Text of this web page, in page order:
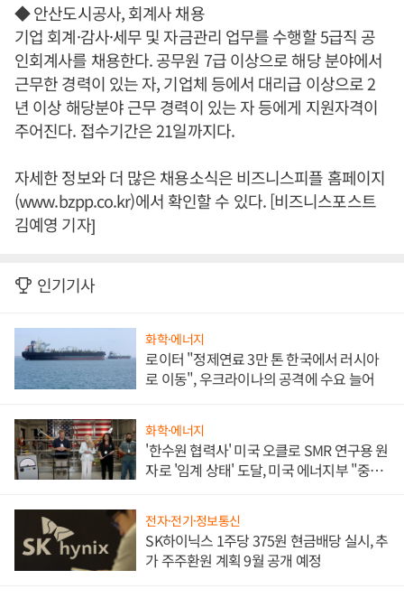
◆ 안산도시공사, 회계사 채용
기업 회계·감사·세무 및 자금관리 업무를 수행할 5급직 공
인회계사를 채용한다. 공무원 7급 이상으로 해당 분야에서
근무한 경력이 있는 자, 기업체 등에서 대리급 이상으로 2
년 이상 해당분야 근무 경력이 있는 자 등에게 지원자격이
주어진다. 접수기간은 21일까지다.
자세한 정보와 더 많은 채용소식은 비즈니스피플 홈페이지
(www.bzpp.co.kr)에서 확인할 수 있다. [비즈니스포스트
김예영 기자]
인기기사
화학·에너지
로이터 "정제연료 3만 톤 한국에서 러시아
로 이동", 우크라이나의 공격에 수요 늘어
화학·에너지
'한수원 협력사' 미국 오클로 SMR 연구용 원
자로 '임계 상태' 도달, 미국 에너지부 "중요
전자·전기·정보통신
SK하이닉스 1주당 375원 현금배당 실시, 추
가 주주환원 계획 9월 공개 예정